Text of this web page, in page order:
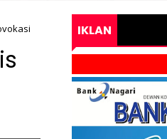
IKLAN